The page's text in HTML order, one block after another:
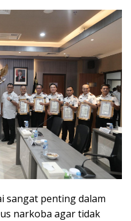
sangat penting dalam
narkoba agar tidak